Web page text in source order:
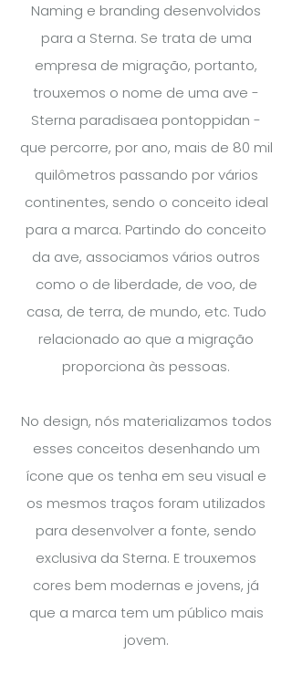
Naming e branding desenvolvidos
para a Sterna. Se trata de uma
empresa de migração, portanto,
trouxemos o nome de uma ave -
Sterna paradisaea pontoppidan -
que percorre, por ano, mais de 80 mil
quilômetros passando por vários
continentes, sendo o conceito ideal
para a marca. Partindo do conceito
da ave, associamos vários outros
como o de liberdade, de voo, de
casa, de terra, de mundo, etc. Tudo
relacionado ao que a migração
proporciona às pessoas.
No design, nós materializamos todos
esses conceitos desenhando um
ícone que os tenha em seu visual e
os mesmos traços foram utilizados
para desenvolver a fonte, sendo
exclusiva da Sterna. E trouxemos
cores bem modernas e jovens, já
que a marca tem um público mais
jovem.